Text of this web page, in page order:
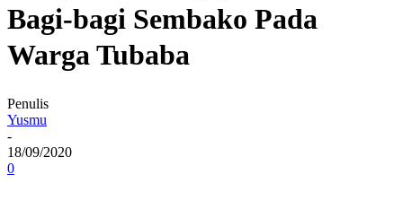
Bagi-bagi Sembako Pada
Warga Tubaba
Penulis
Yusmu
-
18/09/2020
0